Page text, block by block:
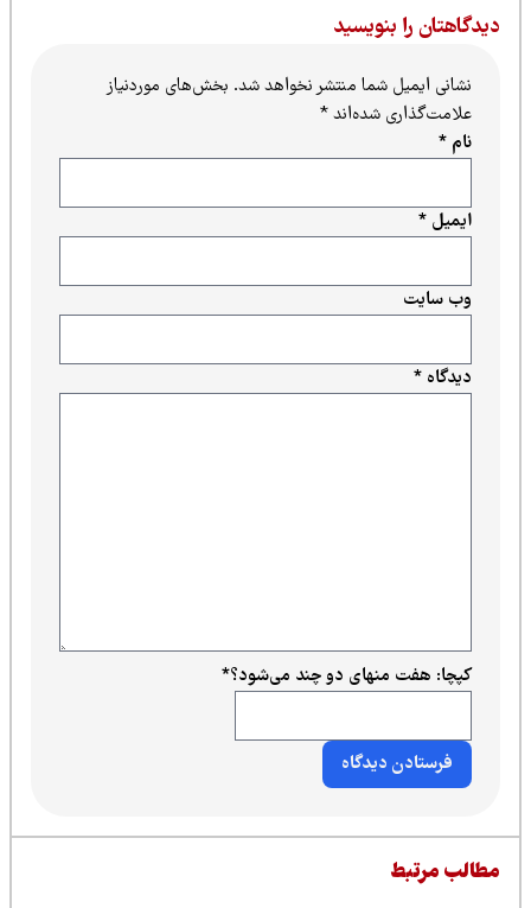
را بنویسید
نشانی ایمیل شما منتشر نخواهد شد.بخش‌های موردنیاز
علامت‌گذاری شده‌اند*
دیدگاه*
ایمیل*
وب‌ سایت
کپچا: هفت منهای دو چند می‌شود؟*
مرتبط